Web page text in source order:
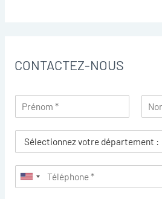
CONTACTEZ-NOUS